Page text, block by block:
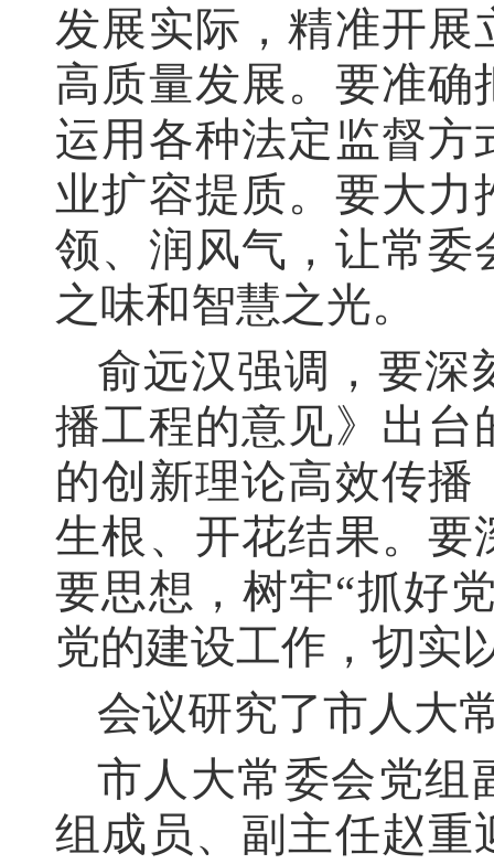
发展实际，精准开展
高质量发展。要准
运用各种法定监督
业扩容提质。要大
领、润风气，让常委
之味和智慧之光。
俞远汉强调，要深
播工程的意见》出台
的创新理论高效传
生根、开花结果。要
要思想，树牢“抓好
党的建设工作，切实
会议研究了市人大
市人大常委会党组
组成员、副主任赵重